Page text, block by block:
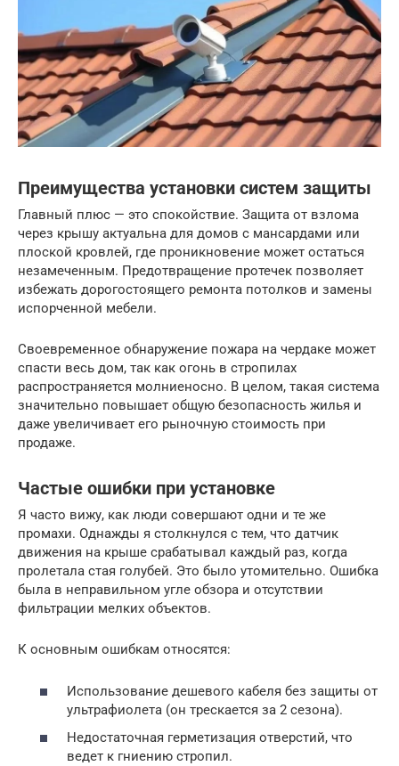
Преимущества установки систем защиты
Главный плюс — это спокойствие. Защита от взлома
через крышу актуальна для домов с мансардами или
плоской кровлей, где проникновение может остаться
незамеченным. Предотвращение протечек позволяет
избежать дорогостоящего ремонта потолков и замены
испорченной мебели.
Своевременное обнаружение пожара на чердаке может
спасти весь дом, так как огонь в стропилах
распространяется молниеносно. В целом, такая система
значительно повышает общую безопасность жилья и
даже увеличивает его рыночную стоимость при
продаже.
Частые ошибки при установке
Я часто вижу, как люди совершают одни и те же
промахи. Однажды я столкнулся с тем, что датчик
движения на крыше срабатывал каждый раз, когда
пролетала стая голубей. Это было утомительно. Ошибка
была в неправильном угле обзора и отсутствии
фильтрации мелких объектов.
К основным ошибкам относятся:
Использование дешевого кабеля без защиты от
ультрафиолета (он трескается за 2 сезона).
Недостаточная герметизация отверстий, что
ведет к гниению стропил.